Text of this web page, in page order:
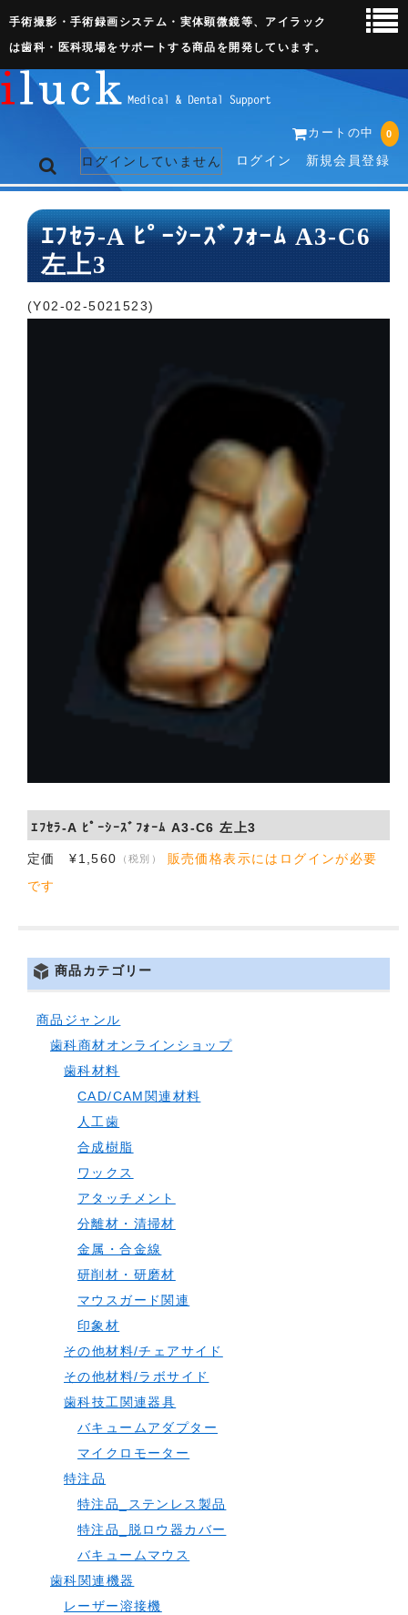
手術撮影・手術録画システム・実体顕微鏡等、アイラック
は歯科・医科現場をサポートする商品を開発しています。
カートの中 0
ログインしていません ログイン 新規会員登録
トップページ
ネット販売ページ
歯科関連機器
ｴﾌｾﾗ-A ﾋﾟｰｼｰｽﾞﾌｫｰﾑ A3-C6
左上3
(Y02-02-5021523)
ｴﾌｾﾗ-A ﾋﾟｰｼｰｽﾞﾌｫｰﾑ A3-C6 左上3
定価 ¥1,560 （税別）
販売価格表示にはログインが必要
です
商品カテゴリー
商品ジャンル
歯科商材オンラインショップ
歯科材料
CAD/CAM関連材料
人工歯
合成樹脂
ワックス
アタッチメント
分離材・清掃材
金属・合金線
研削材・研磨材
マウスガード関連
印象材
その他材料/チェアサイド
その他材料/ラボサイド
歯科技工関連器具
バキュームアダプター
マイクロモーター
特注品
特注品_ステンレス製品
特注品_脱ロウ器カバー
バキュームマウス
歯科関連機器
レーザー溶接機